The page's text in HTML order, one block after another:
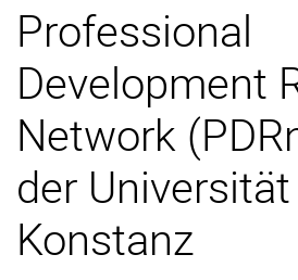
Professional
Development
Network
der Universität
Konstanz